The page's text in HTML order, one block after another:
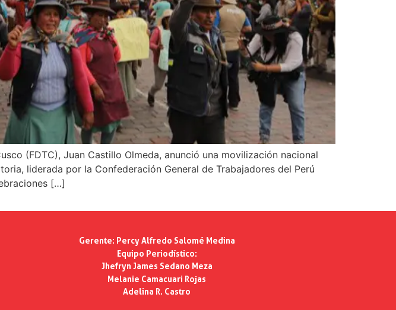
(FDTC), Juan Castillo Olmeda, anunció una movilización nacional
liderada por la Confederación General de Trabajadores del Perú
[…]
Gerente: Percy Alfredo Salomé Medina
Equipo Periodístico:
Jhefryn James Sedano Meza
Melanie Camacuari Rojas
Adelina R. Castro